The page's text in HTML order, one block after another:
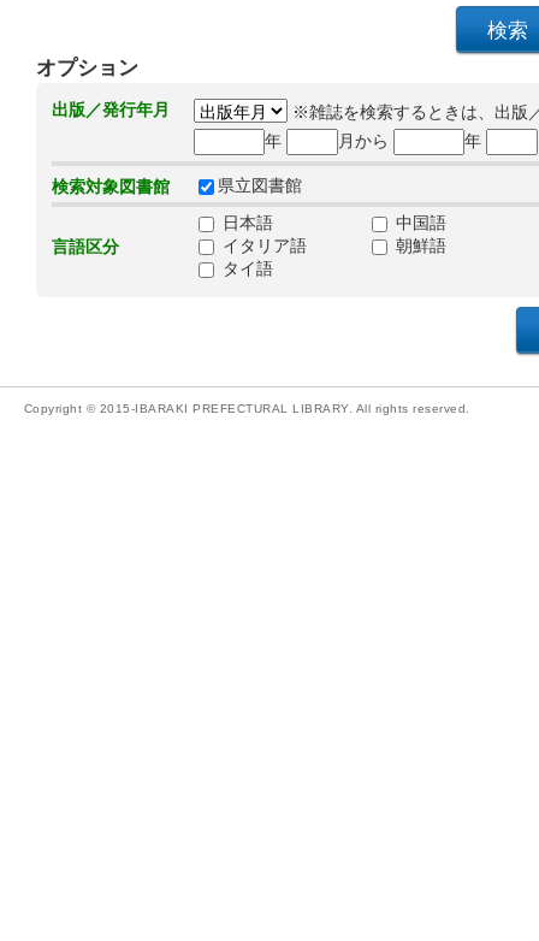
オプション
出版／発行年月
※雑誌を検索するときは、出版
年
月から 年
検索対象図書館 県立図書館
言語区分
日本語
中国語
イタリア語
朝鮮語
タイ語
Copyright © 2015-IBARAKI PREFECTURAL LIBRARY. All rights reserved.